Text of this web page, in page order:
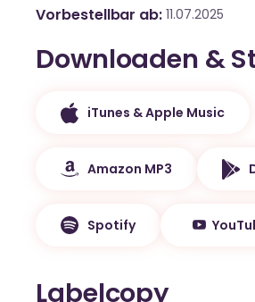
Vorbestellbar ab 11.07.2025
Downloaden &
iTunes & Apple Music
Amazon MP3
Spotify
Labelcopy